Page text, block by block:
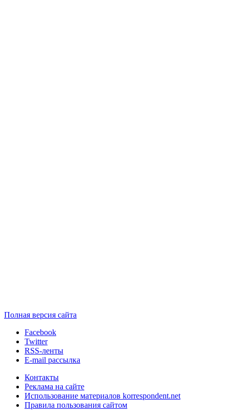
Полная версия сайта
Facebook
Twitter
RSS-ленты
E-mail рассылка
Контакты
Реклама на сайте
Использование материалов korrespondent.net
Правила пользования сайтом